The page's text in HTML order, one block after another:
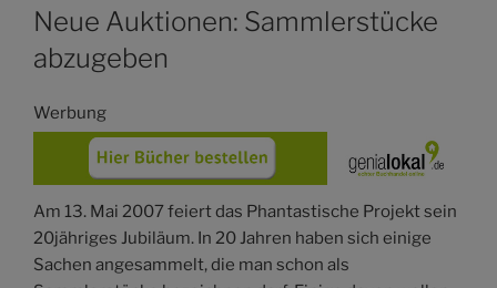
AM
Neue Auktionen: Sammlerstücke
abzugeben
Werbung
Am 13. Mai 2007 feiert das Phantastische Projekt sein
20jähriges Jubiläum. In 20 Jahren haben sich einige
Sachen angesammelt, die man schon als